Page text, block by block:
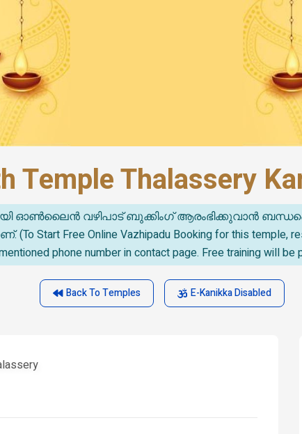
Temple Thalassery
ഓൺലൈൻ വഴിപാട് ബുക്കിംഗ് ആരംഭിക്കുവാൻ
Free Online Vazhipadu Booking for this temple,
phone number in contact page. Free training will be
Back To Temples E-Kanikka Disabled